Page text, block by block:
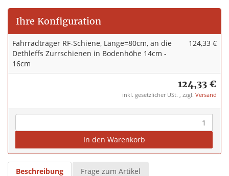
Ihre Konfiguration
Fahrradträger RF-Schiene, Länge=80cm, an die
Dethleffs Zurrschienen in Bodenhöhe 14cm -
16cm
124,33 €
124,33 €
inkl. gesetzlicher USt. , zzgl. Versand
In den Warenkorb
Beschreibung Frage zum Artikel